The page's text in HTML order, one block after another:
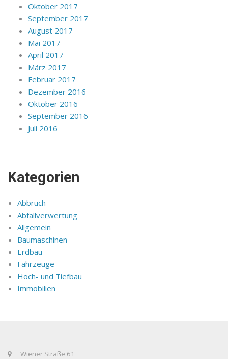
Oktober 2017
September 2017
August 2017
Mai 2017
April 2017
März 2017
Februar 2017
Dezember 2016
Oktober 2016
September 2016
Juli 2016
Kategorien
Abbruch
Abfallverwertung
Allgemein
Baumaschinen
Erdbau
Fahrzeuge
Hoch- und Tiefbau
Immobilien
Wiener Straße 61